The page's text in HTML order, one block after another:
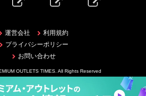
運営会社
利用規約
プライバシーポリシー
お問い合わせ
OUTLETS TIMES. All Rights Reserved